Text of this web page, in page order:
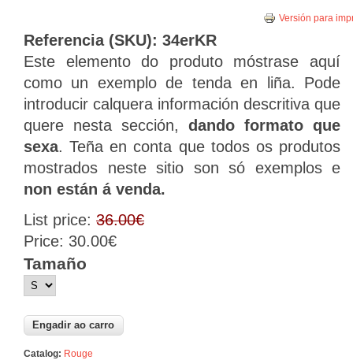
Versión para
Referencia (SKU): 34erKR
Este elemento
do produto móstrase
aquí
como un exemplo de tenda en liña.
Pode
introducir calquera información descritiva que
quere nesta sección, dando formato que
sexa. Teña en conta que todos os produtos
mostrados
neste sitio son só exemplos e
non están á venda.
List price: 36.00€
Price: 30.00€
Tamaño
Catalog: Rouge